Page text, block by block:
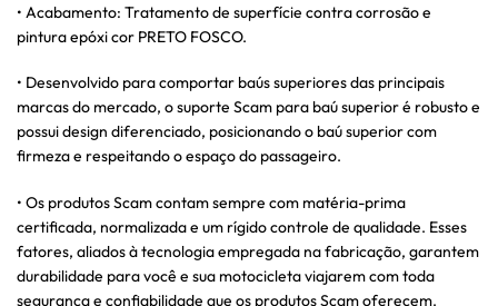
• Acabamento: Tratamento de superfície contra corrosão e
pintura epóxi cor PRETO FOSCO.
• Desenvolvido para comportar baús superiores das principais
marcas do mercado, o suporte Scam para baú superior é robusto e
possui design diferenciado, posicionando o baú superior com
firmeza e respeitando o espaço do passageiro.
• Os produtos Scam contam sempre com matéria-prima
certificada, normalizada e um rígido controle de qualidade. Esses
fatores, aliados à tecnologia empregada na fabricação, garantem
durabilidade para você e sua motocicleta viajarem com toda
segurança e confiabilidade que os produtos Scam oferecem.